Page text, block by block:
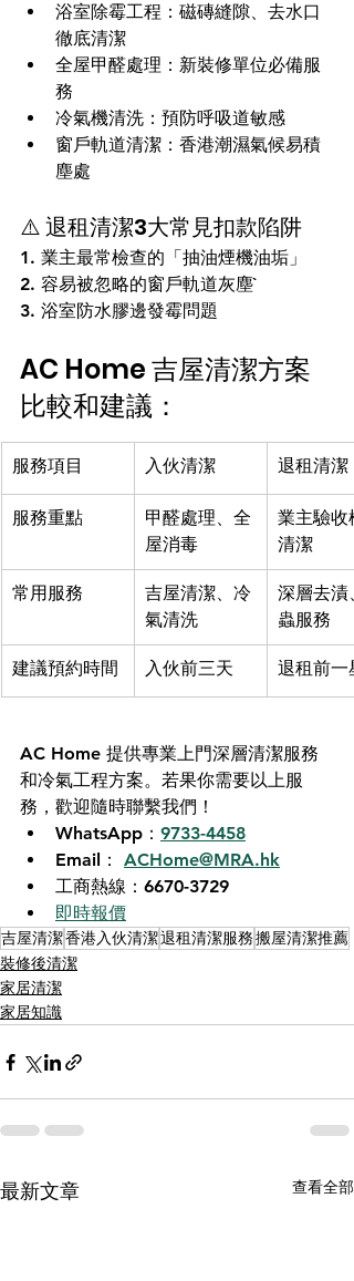
浴室除霉工程：磁磚縫隙、去水口
徹底清潔
全屋甲醛處理：新裝修單位必備服
務
冷氣機清洗：預防呼吸道敏感
窗戶軌道清潔：香港潮濕氣候易積
塵處
⚠️ 退租清潔3大常見扣款陷阱
1. 業主最常檢查的「抽油煙機油垢」
2. 容易被忽略的窗戶軌道灰塵`
3. 浴室防水膠邊發霉問題
AC Home 吉屋清潔方案
比較和建議：
服務項目 入伙清潔 退租清潔
服務重點
甲醛處理、全
屋消毒
業主驗收
清潔
常用服務
吉屋清潔、冷
氣清洗
深層去漬
蟲服務
建議預約時間 入伙前三天 退租前一
AC Home 提供專業上門深層清潔服務
和冷氣工程方案。若果你需要以上服
務，歡迎隨時聯繫我們！
WhatsApp： 9733-4458
Email： ACHome@MRA.hk
工商熱線：6670-3729
即時報價
吉屋清潔香港入伙清潔退租清潔服務搬屋清潔推薦
裝修後清潔
家居清潔
家居知識
最新文章 查看全部